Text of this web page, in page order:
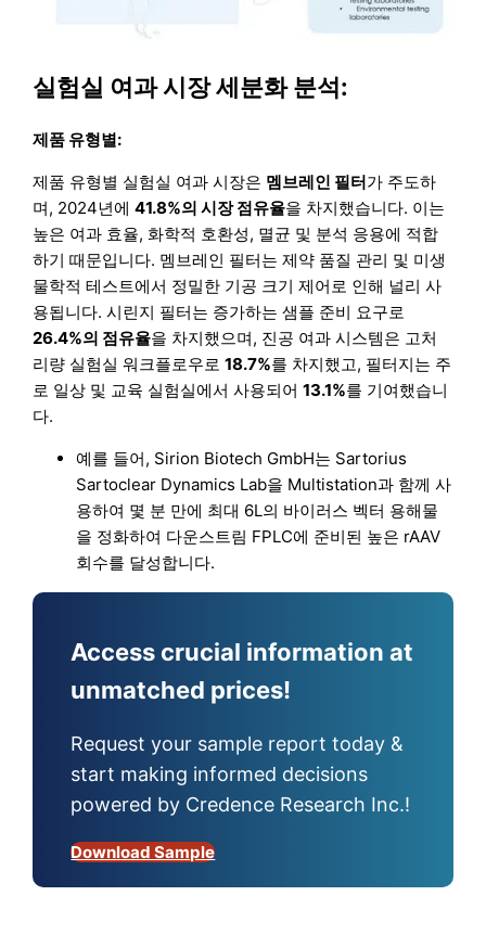
실험실 여과 시장 세분화 분석:
제품 유형별:
제품 유형별 실험실 여과 시장은 멤브레인 필터가 주도하
며, 2024년에41.8%의 시장 점유율을 차지했습니다. 이는
높은 여과 효율, 화학적 호환성, 멸균 및 분석 응용에 적합
하기 때문입니다. 멤브레인 필터는 제약 품질 관리 및 미생
물학적 테스트에서 정밀한 기공 크기 제어로 인해 널리 사
용됩니다. 시린지 필터는 증가하는 샘플 준비 요구로
26.4%의 점유율을 차지했으며, 진공 여과 시스템은 고처
리량 실험실 워크플로우로18.7%를 차지했고, 필터지는 주
로 일상 및 교육 실험실에서 사용되어13.1%를 기여했습니
다.
예를 들어, Sirion Biotech GmbH는 Sartorius
Sartoclear Dynamics Lab을 Multistation과 함께 사
용하여 몇 분 만에 최대 6L의 바이러스 벡터 용해물
을 정화하여 다운스트림 FPLC에 준비된 높은 rAAV
회수를 달성합니다.
Access crucial information at
unmatched prices!
Request your sample report today &
start making informed decisions
powered by Credence Research Inc.!
Download Sample